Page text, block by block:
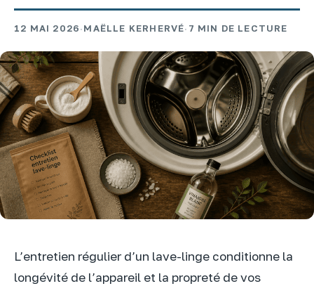
12 MAI 2026·MAËLLE KERHERVÉ· 7 MIN DE LECTURE
L’entretien régulier d’un lave-linge conditionne la
longévité de l’appareil et la propreté de vos